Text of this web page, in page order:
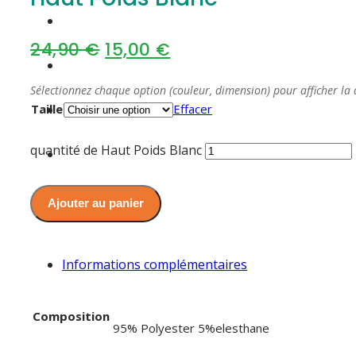
24,90€ 15,00 €
Sélectionnez chaque option (couleur, dimension) pour afficher
Taille Effacer
quantité de Haut Poids Blanc
Ajouter au panier
Informations complémentaires
Composition
95% Polyester 5%elesthane